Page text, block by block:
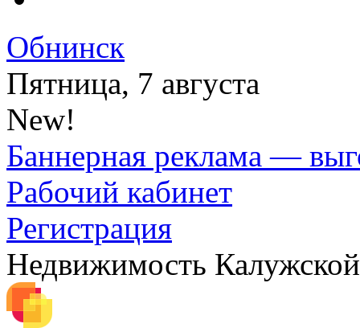
Обнинск
Пятница, 7 августа
New!
Баннерная реклама —
Рабочий кабинет
Регистрация
Недвижимость